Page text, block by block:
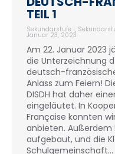
TEIL 1
Sekundarstufe I,
Januar 23, 2023
Am 22. Januar 2023
die Unterzeichnung
deutsch-
Anlass zum Feiern!
DISDH hat daher
eingeläutet. In
Française konnten
anbieten. Außerdem
aufgebaut, und die
Schulgemeinschaft…